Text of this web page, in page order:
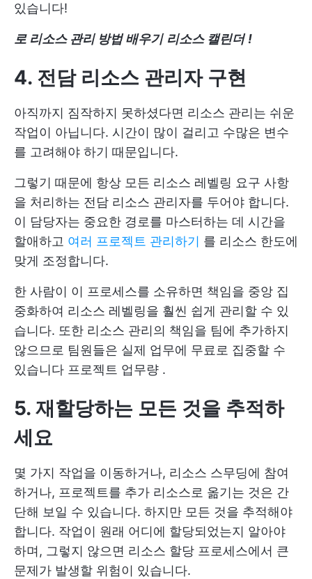
있습니다!
로 리소스 관리 방법 배우기 리소스 캘린더 !
4. 전담 리소스 관리자 구현
아직까지 짐작하지 못하셨다면 리소스 관리는 쉬운
작업이 아닙니다. 시간이 많이 걸리고 수많은 변수
를 고려해야 하기 때문입니다.
그렇기 때문에 항상 모든 리소스 레벨링 요구 사항
을 처리하는 전담 리소스 관리자를 두어야 합니다.
이 담당자는 중요한 경로를 마스터하는 데 시간을
할애하고 여러 프로젝트 관리하기 를 리소스 한도에
맞게 조정합니다.
한 사람이 이 프로세스를 소유하면 책임을 중앙 집
중화하여 리소스 레벨링을 훨씬 쉽게 관리할 수 있
습니다. 또한 리소스 관리의 책임을 팀에 추가하지
않으므로 팀원들은 실제 업무에 무료로 집중할 수
있습니다 프로젝트 업무량 .
5. 재할당하는 모든 것을 추적하
세요
몇 가지 작업을 이동하거나, 리소스 스무딩에 참여
하거나, 프로젝트를 추가 리소스로 옮기는 것은 간
단해 보일 수 있습니다. 하지만 모든 것을 추적해야
합니다. 작업이 원래 어디에 할당되었는지 알아야
하며, 그렇지 않으면 리소스 할당 프로세스에서 큰
문제가 발생할 위험이 있습니다.